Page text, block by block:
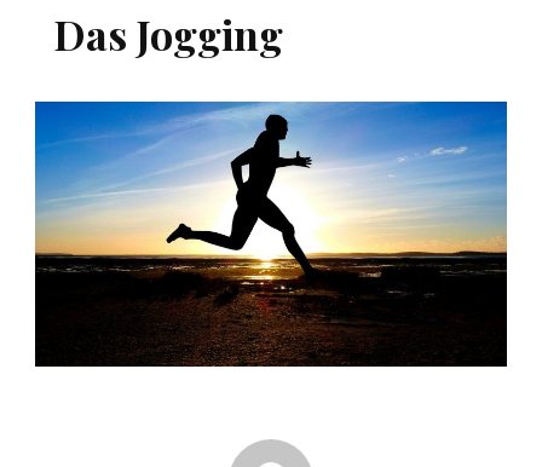
Das Jogging